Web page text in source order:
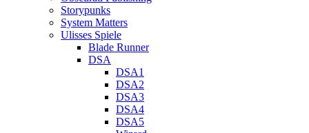
Storypunks
System Matters
Ulisses Spiele
Blade Runner
DSA
DSA1
DSA2
DSA3
DSA4
DSA5